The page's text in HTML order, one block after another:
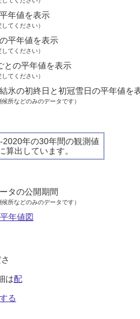
年値を表示
してください）
平年値を表示
してください）
との平年値を表示
してください）
氷の初終日と初冠雪日の平年値を
候所などのみのデータです）
2020年の30年間の観測値
算出しています。
タの公開期間
候所などのみのデータです）
年値図
は配
る